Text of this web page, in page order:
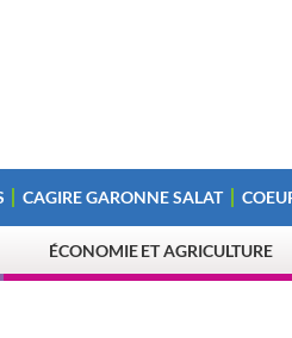
CAGIRE GARONNE SALAT
ÉCONOMIE ET AGRICULTURE